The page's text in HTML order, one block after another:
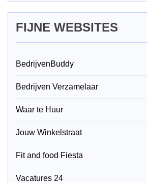
FIJNE WEBSITES
BedrijvenBuddy
Bedrijven Verzamelaar
Waar te Huur
Jouw Winkelstraat
Fit and food Fiesta
Vacatures 24